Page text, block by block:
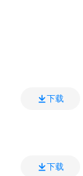
下载
下载